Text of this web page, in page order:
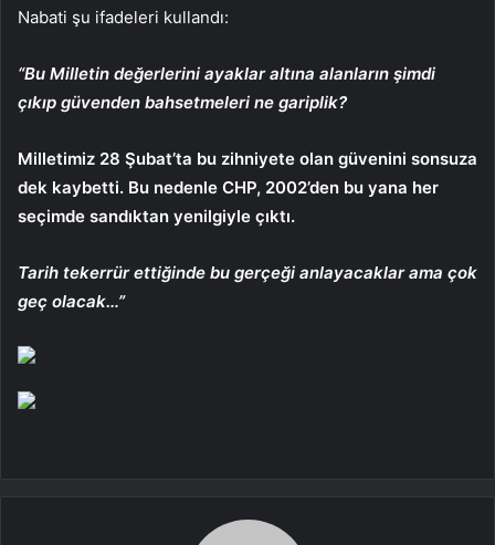
Nabati şu ifadeleri kullandı:
“Bu Milletin değerlerini ayaklar altına alanların şimdi
çıkıp güvenden bahsetmeleri ne gariplik?
Milletimiz 28 Şubat’ta bu zihniyete olan güvenini sonsuza
dek kaybetti. Bu nedenle CHP, 2002’den bu yana her
seçimde sandıktan yenilgiyle çıktı.
Tarih tekerrür ettiğinde bu gerçeği anlayacaklar ama çok
geç olacak…”